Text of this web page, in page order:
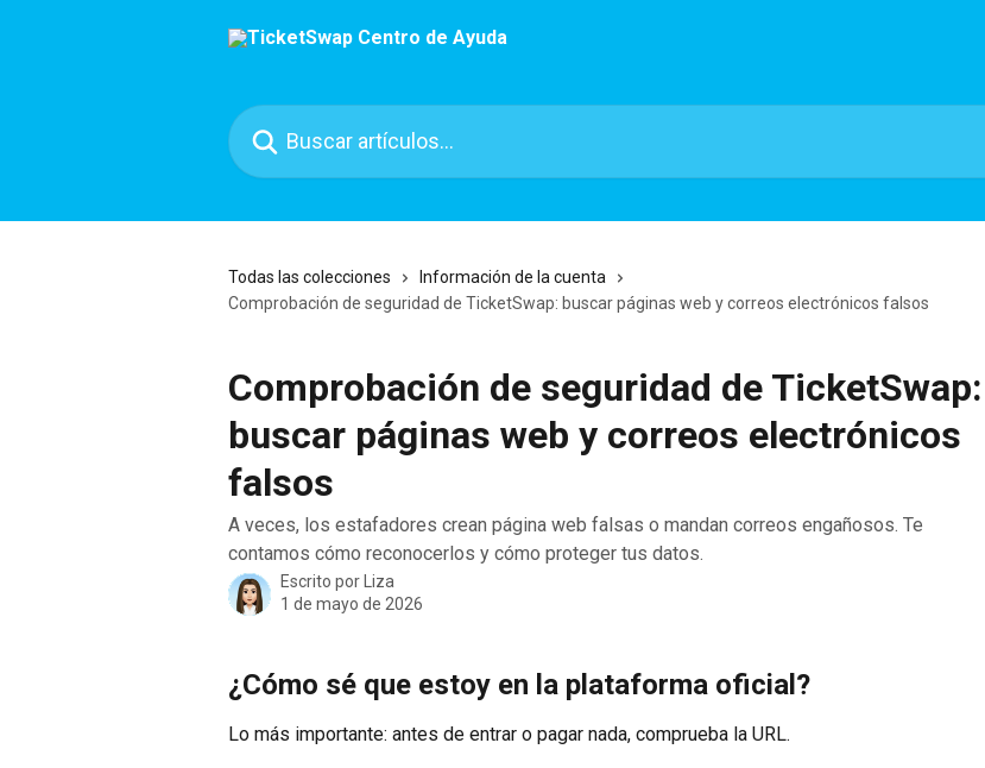
Buscar artículos...
Todas las colecciones
Información de la cuenta
Comprobación de seguridad de TicketSwap: buscar páginas web y correos electrónicos falsos
Comprobación de seguridad de TicketSwap:
buscar páginas web y correos electrónicos
falsos
A veces, los estafadores crean página web falsas o mandan correos engañosos. Te
contamos cómo reconocerlos y cómo proteger tus datos.
Escrito por
Liza
1 de mayo de 2026
¿Cómo sé que estoy en la plataforma oficial?
Lo más importante: antes de entrar o pagar nada, comprueba la URL.